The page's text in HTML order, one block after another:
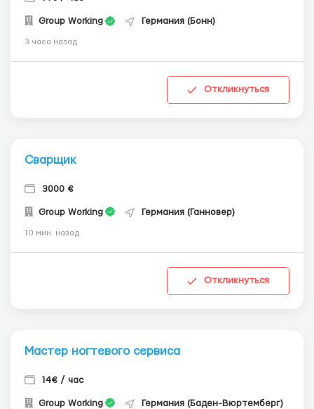
Group Working Германия (Бонн)
3 часа назад
Откликнуться
Сварщик
3000 €
Group Working Германия (Ганновер)
10 мин. назад
Откликнуться
Мастер ногтевого сервиса
14€ / час
Group Working Германия (Баден-Вюртемберг)